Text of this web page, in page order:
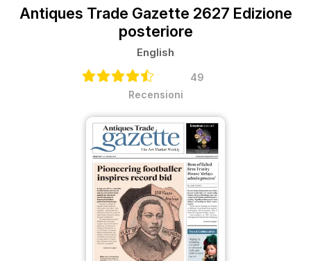
Antiques Trade Gazette 2627 Edizione
posteriore
English
49
Recensioni